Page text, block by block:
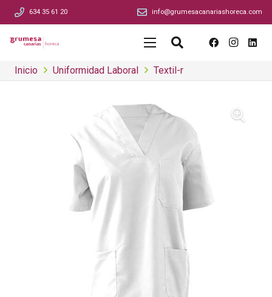
634 35 61 20 info@grumesacanariashoreca.com
Inicio Uniformidad Laboral Textil-r